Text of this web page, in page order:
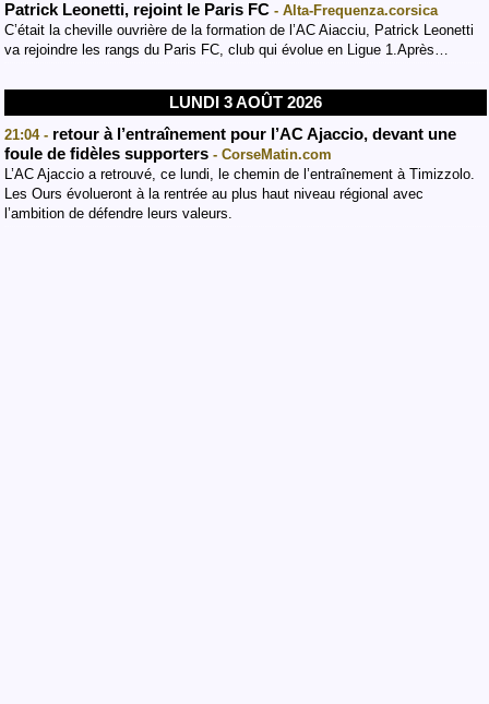
Patrick Leonetti, rejoint le Paris FC - Alta-Frequenza.corsica
C’était la cheville ouvrière de la formation de l’AC Aiacciu, Patrick Leonetti
va rejoindre les rangs du Paris FC, club qui évolue en Ligue 1.Après…
LUNDI 3 AOÛT 2026
21:04 - retour à l’entraînement pour l’AC Ajaccio, devant une
foule de fidèles supporters - CorseMatin.com
L’AC Ajaccio a retrouvé, ce lundi, le chemin de l’entraînement à Timizzolo.
Les Ours évolueront à la rentrée au plus haut niveau régional avec
l’ambition de défendre leurs valeurs.